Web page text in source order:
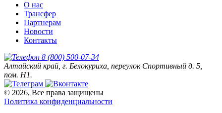
О нас
Трансфер
Партнерам
Новости
Контакты
8 (800) 500-07-34
Алтайский край, г. Белокуриха, переулок Спортивный д. 5,
пом. Н1.
© 2026, Все права защищены
Политика конфиденциальности